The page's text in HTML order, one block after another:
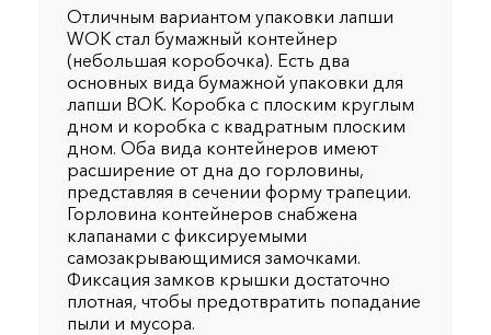
Отличным вариантом упаковки лапши
WOK стал бумажный контейнер
(небольшая коробочка). Есть два
основных вида бумажной упаковки для
лапши ВОК. Коробка с плоским круглым
дном и коробка с квадратным плоским
дном. Оба вида контейнеров имеют
расширение от дна до горловины,
представляя в сечении форму трапеции.
Горловина контейнеров снабжена
клапанами с фиксируемыми
самозакрывающимися замочками.
Фиксация замков крышки достаточно
плотная, чтобы предотвратить попадание
пыли и мусора.